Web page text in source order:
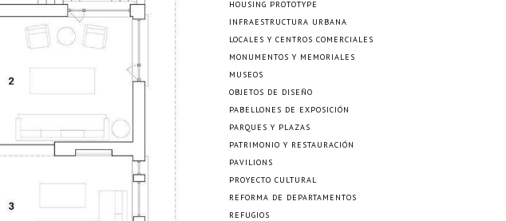
HOUSING PROTOTYPE
INFRAESTRUCTURA URBANA
LOCALES Y CENTROS COMERCIALES
MONUMENTOS Y MEMORIALES
MUSEOS
OBJETOS DE DISEÑO
PABELLONES DE EXPOSICIÓN
PARQUES Y PLAZAS
PATRIMONIO Y RESTAURACIÓN
PAVILIONS
PROYECTO CULTURAL
REFORMA DE DEPARTAMENTOS
REFUGIOS